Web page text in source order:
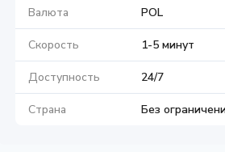
Валюта POL
Скорость 1-5 минут
Доступность 24/7
Страна Без